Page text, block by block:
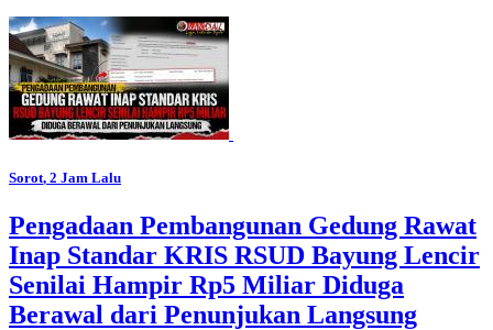
Sorot, 2 Jam Lalu
Pengadaan Pembangunan Gedung Rawat
Inap Standar KRIS RSUD Bayung Lencir
Senilai Hampir Rp5 Miliar Diduga
Berawal dari Penunjukan Langsung